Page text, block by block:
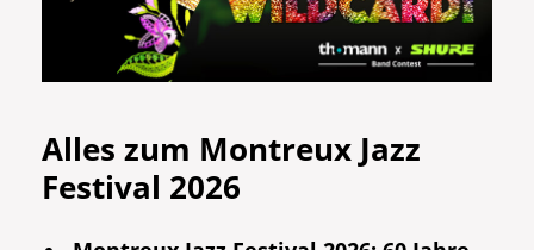
Alles zum Montreux Jazz
Festival 2026